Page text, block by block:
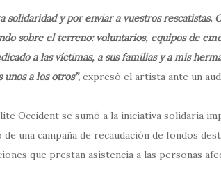
solidaridad y por enviar a vuestros rescatistas.
sobre el terreno: voluntarios, equipos de
a las víctimas, a sus familias y a mis
unos a los otros”, expresó el artista ante un
Occident se sumó a la iniciativa solidaria
una campaña de recaudación de fondos
que prestan asistencia a las personas